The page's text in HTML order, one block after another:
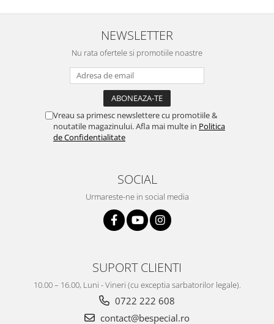
NEWSLETTER
Nu rata ofertele si promotiile noastre
Vreau sa primesc newslettere cu promotiile &
noutatile magazinului. Afla mai multe in Politica
de Confidentialitate
SOCIAL
Urmareste-ne in social media
SUPORT CLIENTI
10.00 – 16.00, Luni - Vineri (cu exceptia sarbatorilor legale).
0722 222 608
contact@bespecial.ro